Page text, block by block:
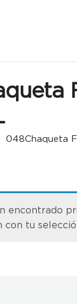
048Chaqueta
encontrado
con tu